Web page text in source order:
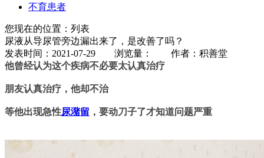
不育患者
您现在的位置：列表
尿液从导尿管旁边漏出来了，是改善了吗？
发表时间：2021-07-29 浏览量：
作者：积善堂
他曾经认为这个疾病不必要太认真治疗
朋友认真治疗，他却不治
等他出现急性尿潴留 ，要动刀子了才知道问题严重